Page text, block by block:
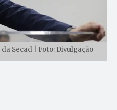
Secad | Foto: Divulgação